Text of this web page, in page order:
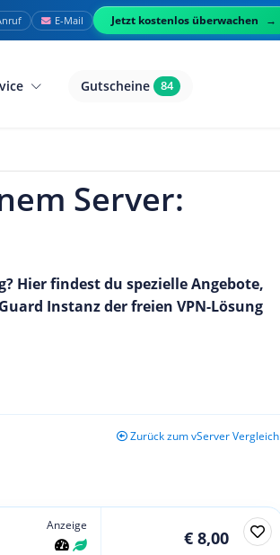
E-Mail Jetzt kostenlos überwachen
Gutscheine 84
Server:
Hier findest du spezielle Angebote,
Instanz der freien VPN-Lösung
Zurück zum vServer Vergleich
Anzeige
€ 8,00